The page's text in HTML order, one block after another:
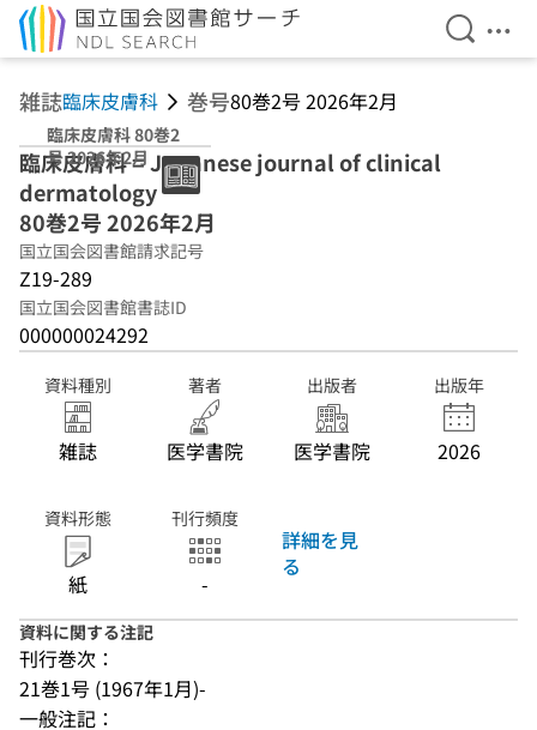
検索を
メ
雑誌臨床皮膚科 巻号80巻2号 2026年2月
臨床皮膚科 80巻2
号 2026年2月
臨床皮膚科 = Japanese journal of clinical
dermatology
80巻2号 2026年2月
国立国会図書館請求記号
Z19-289
国立国会図書館書誌ID
000000024292
資料種別
雑誌
著者
医学書院
出版者
医学書院
出版年
2026
資料形態
紙
刊行頻度
-
詳細を見
る
資料に関する注記
刊行巻次：
21巻1号 (1967年1月)-
一般注記：